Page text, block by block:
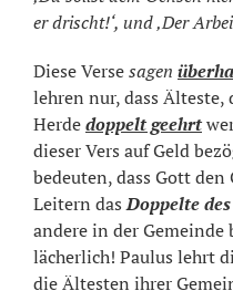
er drischt!‘, und ‚Der
Diese Versesagen
lehren nur, dass
Herdedoppelt geehrt
dieser Vers auf Geld
bedeuten, dass Gott
Leitern dasDoppelte
andere in der Gemeinde
lächerlich! Paulus lehrt
die Ältesten ihrer